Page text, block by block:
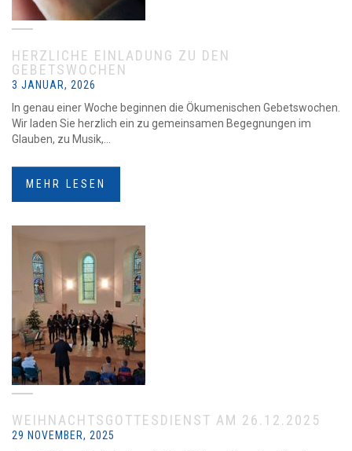
HERZLICHE EINLADUNG ZU DEN
GEBETSWOCHEN
3 JANUAR, 2026
In genau einer Woche beginnen die Ökumenischen Gebetswochen.
Wir laden Sie herzlich ein zu gemeinsamen Begegnungen im
Glauben, zu Musik,...
MEHR LESEN
WEIHNACHTSGOTTESDIENST AM 26.12.2025
29 NOVEMBER, 2025